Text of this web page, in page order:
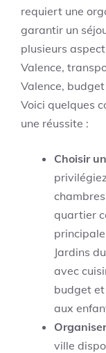
requiert une
garantir un
plusieurs
Valence,
Valence,
Voici quelques
une réussite :
Choisir
quartier
Jardins
avec
budget
aux
ville